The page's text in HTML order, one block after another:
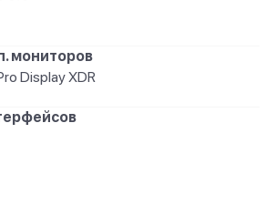
мониторов
Display XDR